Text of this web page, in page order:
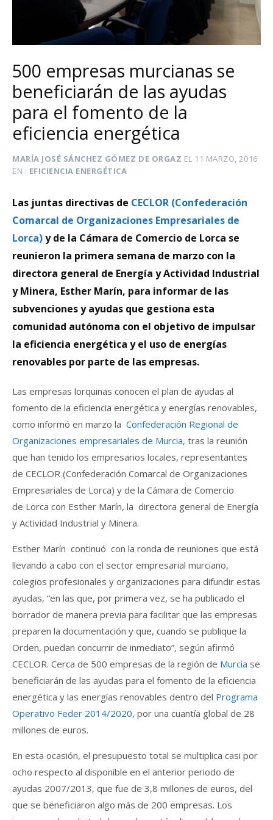
500 empresas murcianas se
beneficiarán de las ayudas
para el fomento de la
eficiencia energética
MARÍA JOSÉ SÁNCHEZ GÓMEZ DE ORGAZ EL 11 MARZO, 2016
EN
EFICIENCIA ENERGÉTICA
Las juntas directivas de CECLOR (Confederación
Comarcal de Organizaciones Empresariales de
Lorca)y de la Cámara de Comercio de Lorca se
reunieron la primera semana de marzo con la
directora general de Energía y Actividad Industrial
y Minera, Esther Marín, para informar de las
subvenciones y ayudas que gestiona esta
comunidad autónoma con el objetivo de impulsar
la eficiencia energética y el uso de energías
renovables por parte de las empresas.
Las empresas lorquinas conocen el plan de ayudas al
fomento de la eficiencia energética y energías renovables,
como informó en marzo la Confederación Regional de
Organizaciones empresariales de Murcia, tras la reunión
que han tenido los empresarios locales, representantes
de CECLOR (Confederación Comarcal de Organizaciones
Empresariales de Lorca) y de la Cámara de Comercio
de Lorca con Esther Marín, la directora general de Energía
y Actividad Industrial y Minera.
Esther Marín continuó con la ronda de reuniones que está
llevando a cabo con el sector empresarial murciano,
colegios profesionales y organizaciones para difundir estas
ayudas, “en las que, por primera vez, se ha publicado el
borrador de manera previa para facilitar que las empresas
preparen la documentación y que, cuando se publique la
Orden, puedan concurrir de inmediato”, según afirmó
CECLOR. Cerca de 500 empresas de la región de Murcia se
beneficiarán de las ayudas para el fomento de la eficiencia
energética y las energías renovables dentro del Programa
Operativo Feder 2014/2020, por una cuantía global de 28
millones de euros.
En esta ocasión, el presupuesto total se multiplica casi por
ocho respecto al disponible en el anterior periodo de
ayudas 2007/2013, que fue de 3,8 millones de euros, del
que se beneficiaron algo más de 200 empresas. Los